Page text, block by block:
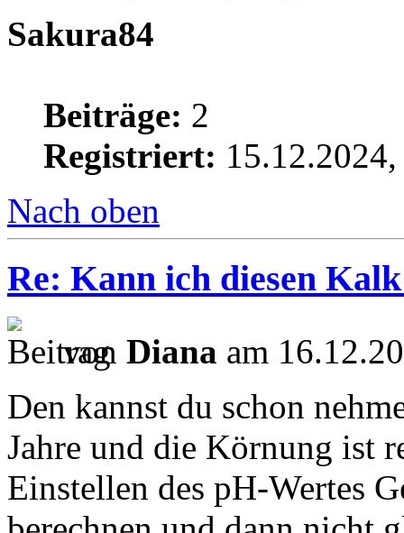
Sakura84
Beiträge: 2
Registriert:
Nach oben
Re: Kann ich diesen
von Diana am
Den kannst du schon
Jahre und die Körnung ist
Einstellen des pH-Wertes